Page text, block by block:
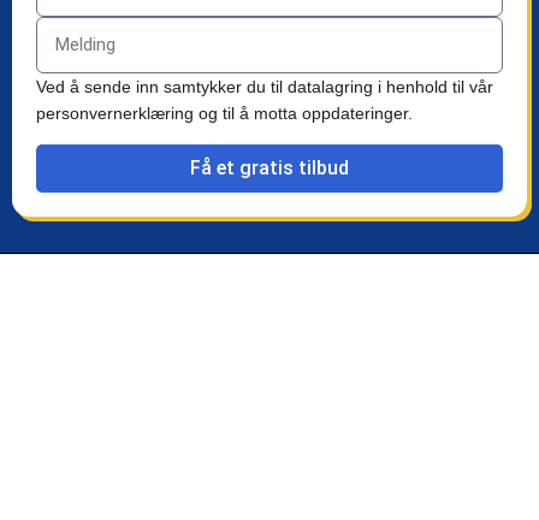
Ved å sende inn samtykker du til datalagring i henhold til vår
personvernerklæring og til å motta oppdateringer.
Få et gratis tilbud